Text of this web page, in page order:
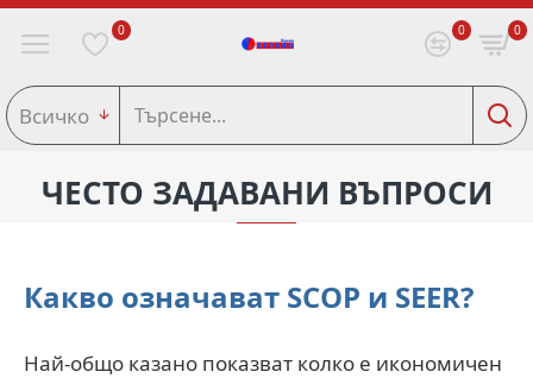
0 0 0
Всичко
ЧЕСТО ЗАДАВАНИ ВЪПРОСИ
Какво означават SCOP и SEER?
Най-общо казано показват колко е икономичен